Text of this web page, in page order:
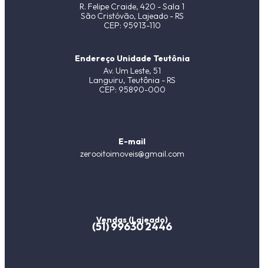
R. Felipe Craide, 420 - Sala 1
São Cristóvão, Lajeado - RS
CEP: 95913-110
Endereço Unidade Teutônia
Av. Um Leste, 51
Languiru, Teutônia - RS
CEP: 95890-000
E-mail
zerooitoimoveis@gmail.com
Vendas (Lajeado)
(51) 99630 2446